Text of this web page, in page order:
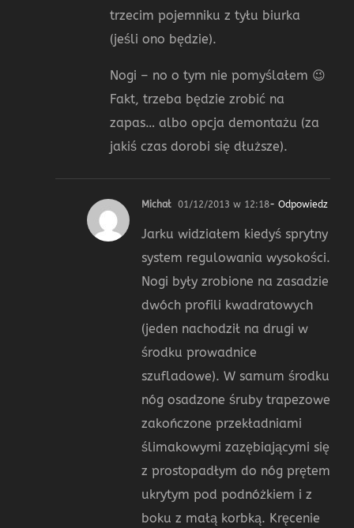
trzecim pojemniku z tyłu biurka
(jeśli ono będzie).
Nogi – no o tym nie pomyślałem 😉
Fakt, trzeba będzie zrobić na
zapas… albo opcja demontażu (za
jakiś czas dorobi się dłuższe).
Michał 01/12/2013 w 12:18- Odpowiedz
Jarku widziałem kiedyś sprytny
system regulowania wysokości.
Nogi były zrobione na zasadzie
dwóch profili kwadratowych
(jeden nachodził na drugi w
środku prowadnice
szufladowe). W samum środku
nóg osadzone śruby trapezowe
zakończone przekładniami
ślimakowymi zazębiającymi się
z prostopadłym do nóg prętem
ukrytym pod podnóżkiem i z
boku z małą korbką. Kręcenie